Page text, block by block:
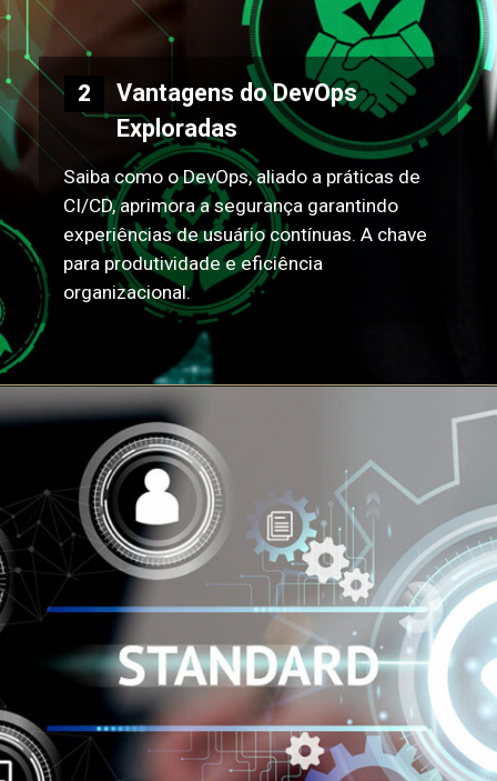
Vantagens do DevOps
Exploradas
Saiba como o DevOps, aliado a práticas de
CI/CD, aprimora a segurança garantindo
experiências de usuário contínuas. A chave
para produtividade e eficiência
organizacional.
2